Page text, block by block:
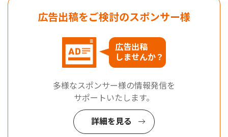
広告出稿をご検討のスポンサー様
広告出稿
しませんか？
多様なスポンサー様の情報発信を
サポートいたします。
詳細を見る